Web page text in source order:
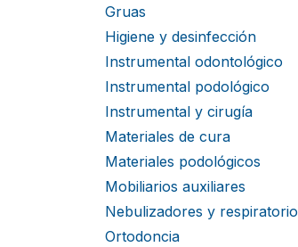
Gruas
Higiene y desinfección
Instrumental odontológico
Instrumental podológico
Instrumental y cirugía
Materiales de cura
Materiales podológicos
Mobiliarios auxiliares
Nebulizadores y respiratorio
Ortodoncia